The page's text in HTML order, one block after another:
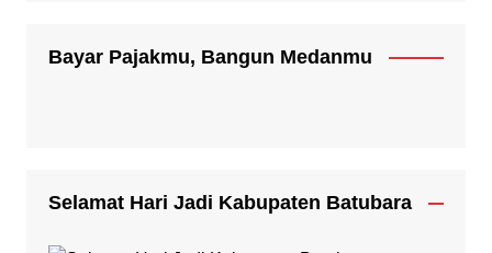
Bayar Pajakmu, Bangun Medanmu
Selamat Hari Jadi Kabupaten Batubara